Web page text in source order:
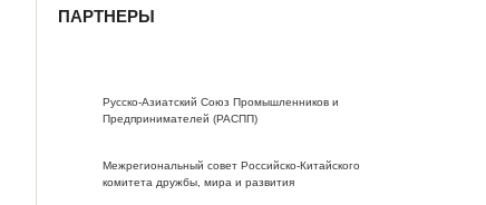
ПАРТНЕРЫ
Русско-Азиатский Союз Промышленников и
Предпринимателей (РАСПП)
Межрегиональный совет Российско-Китайского
комитета дружбы, мира и развития